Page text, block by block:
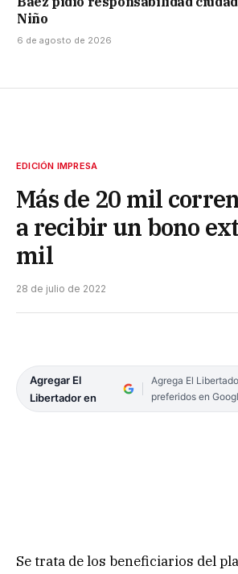
Niño
6 de agosto de 2026
EDICIÓN IMPRESA
Más de 20 mil
a recibir un bono
mil
28 de julio de 2022
Agregar El
Libertador en
Agrega El
preferidos en
Se trata de los beneficiarios del